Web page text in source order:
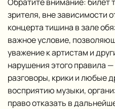
зрителя, вне зависимости
концерта тишина в зале
важное условие,
уважение к артистам и
нарушения этого правила
разговоры, крики и любые
восприятию музыки,
право отказать в